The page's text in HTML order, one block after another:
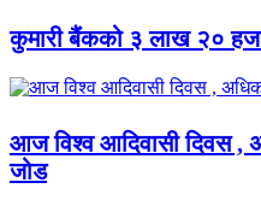
कुमारी बैंकको ३ लाख २०
आज विश्व आदिवासी दिवस ,
जोड